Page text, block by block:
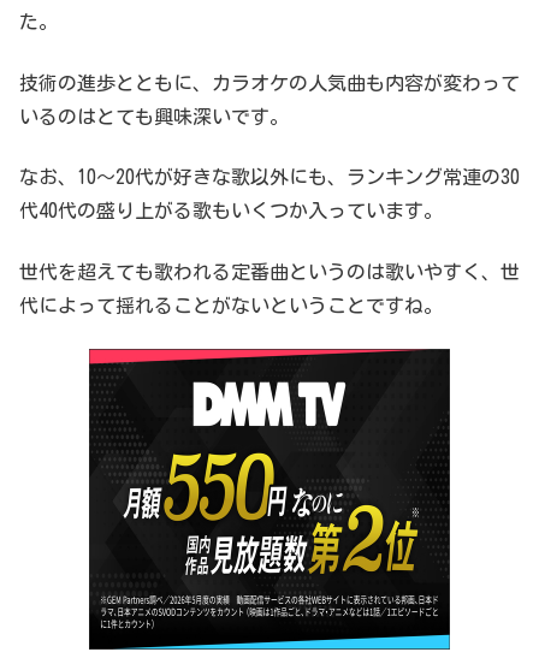
た。
技術の進歩とともに、カラオケの人気曲も内容が変わって
いるのはとても興味深いです。
なお、10～20代が好きな歌以外にも、ランキング常連の30
代40代の盛り上がる歌もいくつか入っています。
世代を超えても歌われる定番曲というのは歌いやすく、世
代によって揺れることがないということですね。